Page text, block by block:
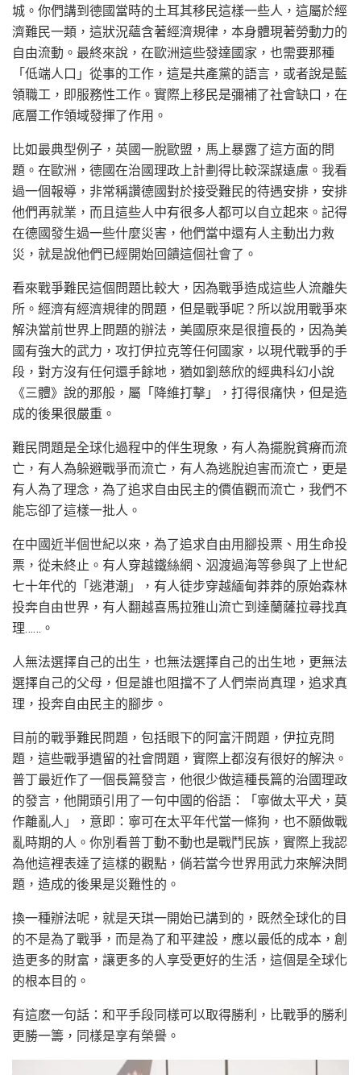
城。你們講到德國當時的土耳其移民這樣一些人，這屬於經
濟難民一類，這狀況蘊含著經濟規律，本身體現著勞動力的
自由流動。最終來說，在歐洲這些發達國家，也需要那種
「低端人口」從事的工作，這是共產黨的語言，或者說是藍
領職工，即服務性工作。實際上移民是彌補了社會缺口，在
底層工作領域發揮了作用。
比如最典型例子，英國一脫歐盟，馬上暴露了這方面的問
題。在歐洲，德國在治國理政上計劃得比較深謀遠慮。我看
過一個報導，非常稱讚德國對於接受難民的待遇安排，安排
他們再就業，而且這些人中有很多人都可以自立起來。記得
在德國發生過一些什麼災害，他們當中還有人主動出力救
災，就是說他們已經開始回饋這個社會了。
看來戰爭難民這個問題比較大，因為戰爭造成這些人流離失
所。經濟有經濟規律的問題，但是戰爭呢？所以說用戰爭來
解決當前世界上問題的辦法，美國原來是很擅長的，因為美
國有強大的武力，攻打伊拉克等任何國家，以現代戰爭的手
段，對方沒有任何還手餘地，猶如劉慈欣的經典科幻小說
《三體》說的那般，屬「降維打擊」，打得很痛快，但是造
成的後果很嚴重。
難民問題是全球化過程中的伴生現象，有人為擺脫貧瘠而流
亡，有人為躲避戰爭而流亡，有人為逃脫迫害而流亡，更是
有人為了理念，為了追求自由民主的價值觀而流亡，我們不
能忘卻了這樣一批人。
在中國近半個世紀以來，為了追求自由用腳投票、用生命投
票，從未終止。有人穿越鐵絲網、泅渡過海等參與了上世紀
七十年代的「逃港潮」，有人徒步穿越緬甸莽莽的原始森林
投奔自由世界，有人翻越喜馬拉雅山流亡到達蘭薩拉尋找真
理……。
人無法選擇自己的出生，也無法選擇自己的出生地，更無法
選擇自己的父母，但是誰也阻擋不了人們崇尚真理，追求真
理，投奔自由民主的腳步。
目前的戰爭難民問題，包括眼下的阿富汗問題，伊拉克問
題，這些戰爭遺留的社會問題，實際上都沒有很好的解決。
普丁最近作了一個長篇發言，他很少做這種長篇的治國理政
的發言，他開頭引用了一句中國的俗語：「寧做太平犬，莫
作離亂人」，意即：寧可在太平年代當一條狗，也不願做戰
亂時期的人。你別看普丁動不動也是戰鬥民族，實際上我認
為他這裡表達了這樣的觀點，倘若當今世界用武力來解決問
題，造成的後果是災難性的。
換一種辦法呢，就是天琪一開始已講到的，既然全球化的目
的不是為了戰爭，而是為了和平建設，應以最低的成本，創
造更多的財富，讓更多的人享受更好的生活，這個是全球化
的根本目的。
有這麽一句話：和平手段同樣可以取得勝利，比戰爭的勝利
更勝一籌，同樣是享有榮譽。